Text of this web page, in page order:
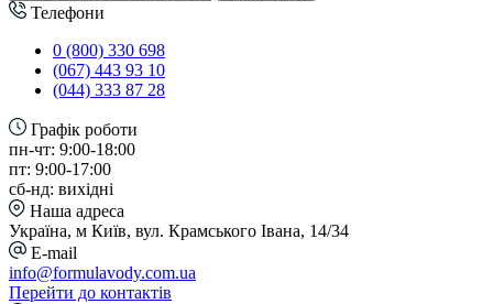
Телефони
0 (800) 330 698
(067) 443 93 10
(044) 333 87 28
Графік роботи
пн-чт: 9:00-18:00
пт: 9:00-17:00
сб-нд: вихідні
Наша адреса
Україна, м Київ, вул. Крамського Івана, 14/34
E-mail
info@formulavody.com.ua
Перейти до контактів